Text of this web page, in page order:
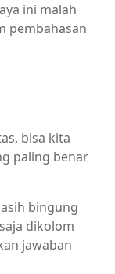
ini malah
pembahasan
bisa kita
paling benar
bingung
dikolom
jawaban